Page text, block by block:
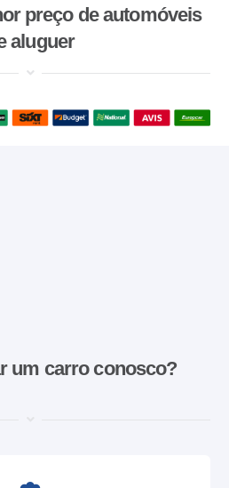
preço de automóveis
aluguer
um carro conosco?